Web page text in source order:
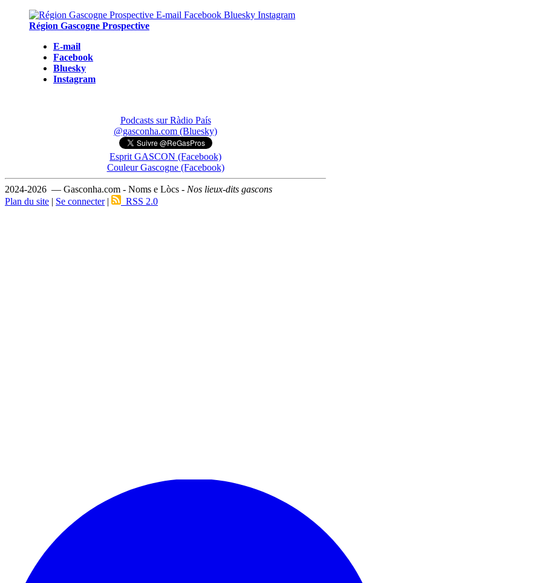
Région Gascogne Prospective
E-mail
Facebook
Bluesky
Instagram
Podcasts sur Ràdio País
@gasconha.com (Bluesky)
Esprit GASCON (Facebook)
Couleur Gascogne (Facebook)
2024-2026 — Gasconha.com - Noms e Lòcs - Nos lieux-dits gascons
Plan du site | Se connecter| RSS 2.0